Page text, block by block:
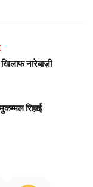
नारेबाज़ी
रिहाई